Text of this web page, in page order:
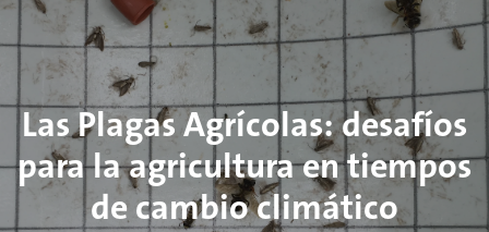
Las Plagas Agrícolas: desafíos
para la agricultura en tiempos
de cambio climático